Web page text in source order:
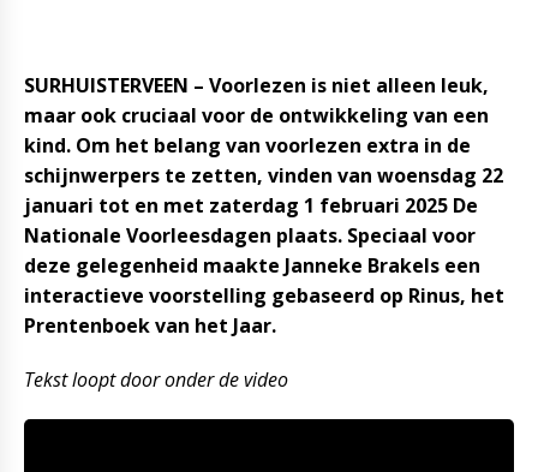
SURHUISTERVEEN – Voorlezen is niet alleen leuk,
maar ook cruciaal voor de ontwikkeling van een
kind. Om het belang van voorlezen extra in de
schijnwerpers te zetten, vinden van woensdag 22
januari tot en met zaterdag 1 februari 2025 De
Nationale Voorleesdagen plaats. Speciaal voor
deze gelegenheid maakte Janneke Brakels een
interactieve voorstelling gebaseerd op Rinus, het
Prentenboek van het Jaar.
Tekst loopt door onder de video